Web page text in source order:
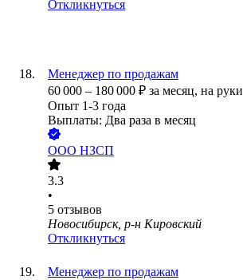
Откликнуться
Менеджер по продажам
60 000 – 180 000 ₽ за месяц, на руки
Опыт 1-3 года
Выплаты: Два раза в месяц
ООО НЗСП
3.3
•
5 отзывов
Новосибирск, р-н Кировский
Откликнуться
Менеджер по продажам